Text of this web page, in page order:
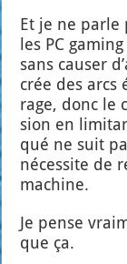
Et je ne parle
les PC
sans cau­ser
crée des arcs
rage, donc le
sion en
qué ne suit
néces­site de
machine.
Je pense
que ça.